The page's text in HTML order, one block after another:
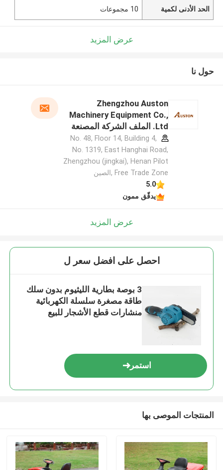
الحد الأدنى لكمية 10 مجموعات
عرض المزيد
حول نا
Zhengzhou Auston
Machinery Equipment Co.,
Ltd. الملف الشركة المصنعة
No. 48, Floor 14, Building 4,
No. 1319, East Hanghai Road,
Zhengzhou (jingkai), Henan Pilot
Free Trade Zone ,الصين
5.0
يدقّق ممون
عرض المزيد
احصل على افضل سعر ل
3 بوصة بطارية الليثيوم بدون سلك
طاقة مصغرة سلسلة الكهربائية
منشارات قطع الأشجار للبيع
استمر
المنتجات الموصى بها